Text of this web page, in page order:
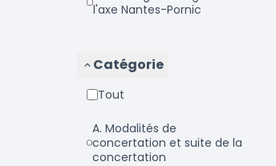
l'axe Nantes-Pornic
Catégorie
Tout
a. Modalités de
concertation et suite de la
concertation